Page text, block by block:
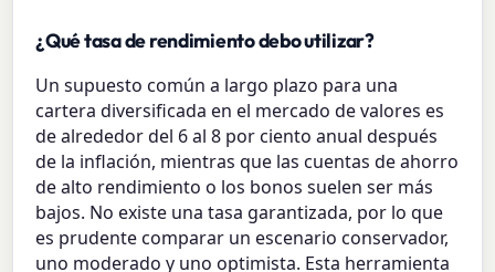
¿Qué tasa de rendimiento debo utilizar?
Un supuesto común a largo plazo para una
cartera diversificada en el mercado de valores es
de alrededor del 6 al 8 por ciento anual después
de la inflación, mientras que las cuentas de ahorro
de alto rendimiento o los bonos suelen ser más
bajos. No existe una tasa garantizada, por lo que
es prudente comparar un escenario conservador,
uno moderado y uno optimista. Esta herramienta